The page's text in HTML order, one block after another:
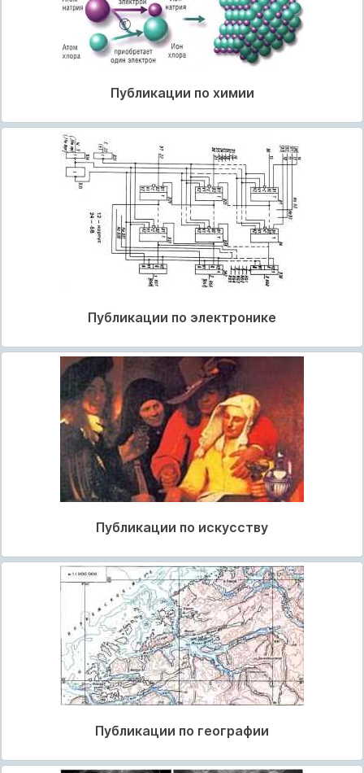
Публикации по химии
Публикации по электронике
Публикации по искусству
Публикации по географии